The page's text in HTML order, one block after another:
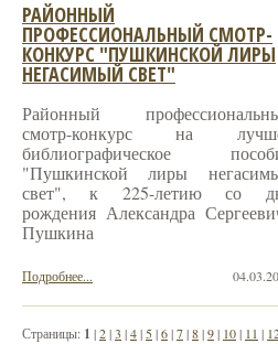
РАЙОННЫЙ
ПРОФЕССИОНАЛЬНЫЙ СМОТР-
КОНКУРС "ПУШКИНСКОЙ ЛИРЫ
НЕГАСИМЫЙ СВЕТ"
Районный
смотр-конкурс на
библиографическое
"Пушкинской лиры
свет", к 225-летию со
рождения Александра
Пушкина
Подробнее...
Страницы: 1 |2|3 |4| 5|6|7|8|9| 10| 11 |